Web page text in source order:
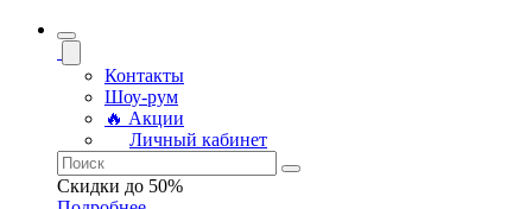
Контакты
Шоу-рум
🔥 Акции
Личный кабинет
Скидки до 50%